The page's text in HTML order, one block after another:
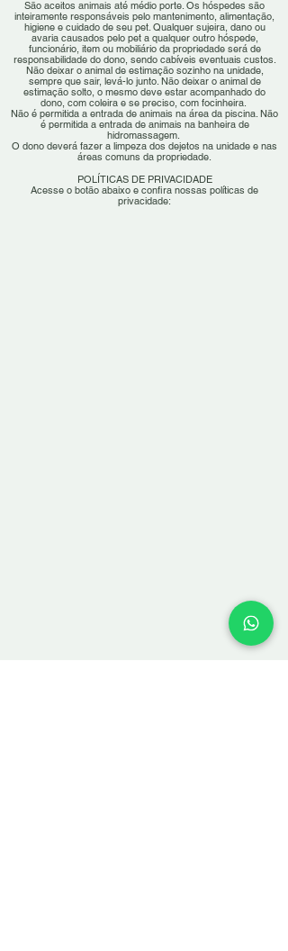
São aceitos animais até médio porte. Os hóspedes são
inteiramente responsáveis pelo mantenimento, alimentação,
higiene e cuidado de seu pet. Qualquer sujeira, dano ou
avaria causados pelo pet a qualquer outro hóspede,
funcionário, item ou mobiliário da propriedade será de
responsabilidade do dono, sendo cabíveis eventuais custos.
Não deixar o animal de estimação sozinho na unidade,
sempre que sair, levá-lo junto. Não deixar o animal de
estimação solto, o mesmo deve estar acompanhado do
dono, com coleira e se preciso, com focinheira.
Não é permitida a entrada de animais na área da piscina. Não
é permitida a entrada de animais na banheira de
hidromassagem.
O dono deverá fazer a limpeza dos dejetos na unidade e nas
áreas comuns da propriedade.
POLÍTICAS DE PRIVACIDADE
Acesse o botão abaixo e confira nossas políticas de
privacidade: